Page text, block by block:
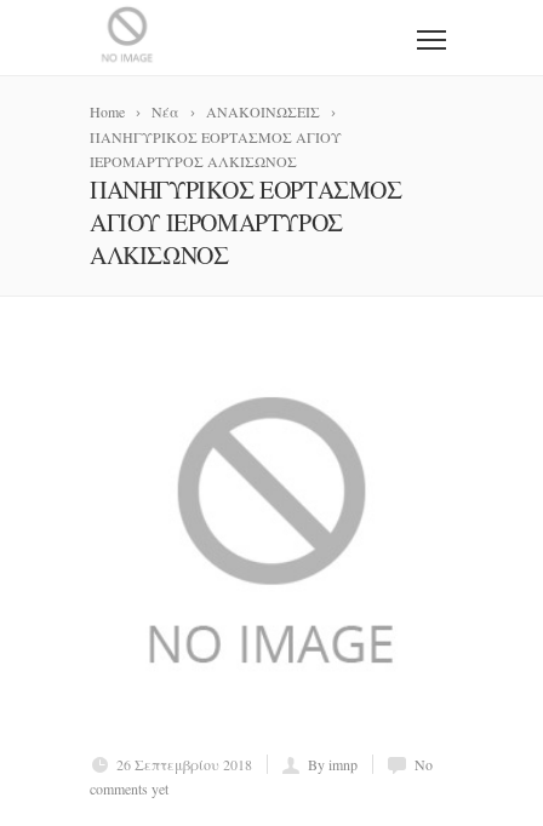
Home Νέα
ΑΝΑΚΟΙΝΩΣΕΙΣ
ΠΑΝΗΓΥΡΙΚΟΣ ΕΟΡΤΑΣΜΟΣ ΑΓΙΟΥ
ΙΕΡΟΜΑΡΤΥΡΟΣ ΑΛΚΙΣΩΝΟΣ
ΠΑΝΗΓΥΡΙΚΟΣ ΕΟΡΤΑΣΜΟΣ
ΑΓΙΟΥ ΙΕΡΟΜΑΡΤΥΡΟΣ
ΑΛΚΙΣΩΝΟΣ
26 Σεπτεμβρίου 2018 By imnp
No
comments yet